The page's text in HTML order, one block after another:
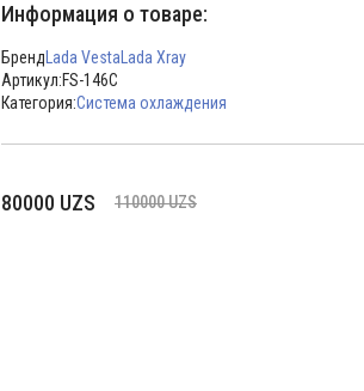
Информация о товаре:
Бренд Lada Vesta Lada Xray
Артикул:FS-146C
Категория:Система охлаждения
110000UZS
Первоначальная
80000 UZS
Текущая